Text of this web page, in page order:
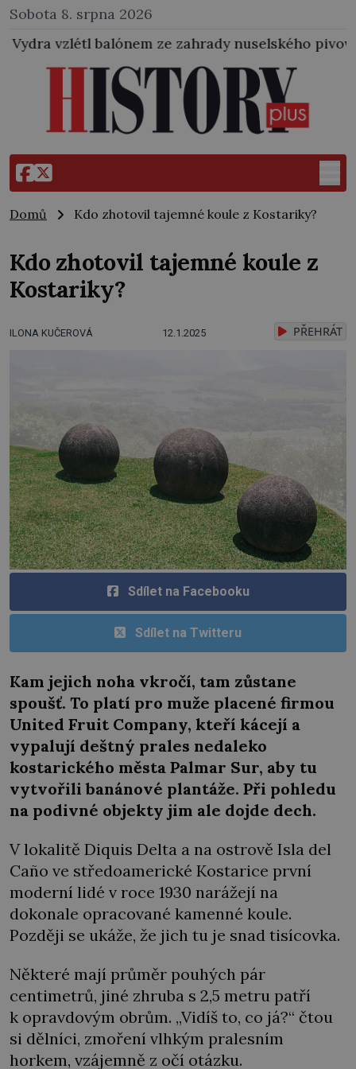
Sobota 8. srpna 2026
ze zahrady nuselského pivovaru a stal se
Domů Kdo zhotovil tajemné koule z Kostariky?
Kdo zhotovil tajemné koule z
Kostariky?
ILONA KUČEROVÁ 12.1.2025 PŘEHRÁT
Sdílet na Facebooku
Sdílet na Twitteru
Kam jejich noha vkročí, tam zůstane
spoušť. To platí pro muže placené firmou
United Fruit Company, kteří kácejí a
vypalují deštný prales nedaleko
kostarického města Palmar Sur, aby tu
vytvořili banánové plantáže. Při pohledu
na podivné objekty jim ale dojde dech.
V lokalitě Diquis Delta a na ostrově Isla del
Caño ve středoamerické Kostarice první
moderní lidé v roce 1930 narážejí na
dokonale opracované kamenné koule.
Později se ukáže, že jich tu je snad tisícovka.
Některé mají průměr pouhých pár
centimetrů, jiné zhruba s 2,5 metru patří
k opravdovým obrům. „Vidíš to, co já?“ čtou
si dělníci, zmoření vlhkým pralesním
horkem, vzájemně z očí otázku.